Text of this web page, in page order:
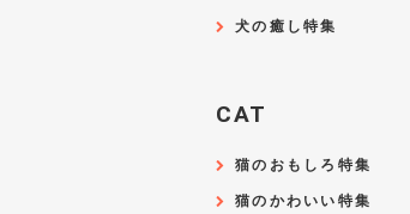
犬の癒し特集
CAT
猫のおもしろ特集
猫のかわいい特集